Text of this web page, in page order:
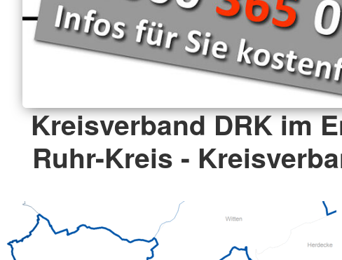
Kreisverband DRK im
Ruhr-Kreis -